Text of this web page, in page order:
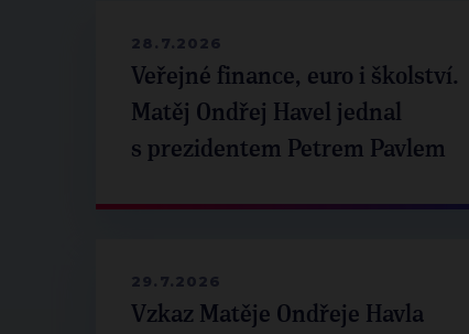
28.7.2026
Veřejné finance, euro i školství.
Matěj Ondřej Havel jednal
s prezidentem Petrem Pavlem
29.7.2026
Vzkaz Matěje Ondřeje Havla